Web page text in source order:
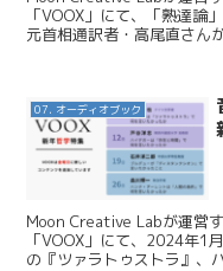
「VOOX」にて、「熟達論
元首相通訳者・高尾直さん
07. オーディオブック
Moon Creative Labが運営
「VOOX」にて、2024年1
の『ツァラトゥストラ』、